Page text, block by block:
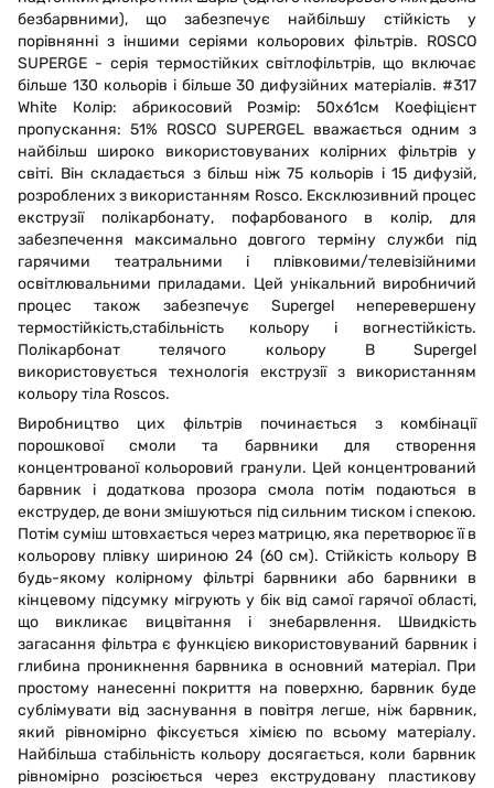
безбарвними), що забезпечує найбільшу стійкість у
порівнянні з іншими серіями кольорових фільтрів. ROSCO
SUPERGE - серія термостійких світлофільтрів, що включає
більше 130 кольорів і більше 30 дифузійних матеріалів. #317
White Колір: абрикосовий Розмір: 50х61см Коефіцієнт
пропускання: 51% ROSCO SUPERGEL вважається одним з
найбільш широко використовуваних колірних фільтрів у
світі. Він складається з більш ніж 75 кольорів і 15 дифузій,
розроблених з використанням Rosco. Ексклюзивний процес
екструзії полікарбонату, пофарбованого в колір, для
забезпечення максимально довгого терміну служби під
гарячими театральними і плівковими/телевізійними
освітлювальними приладами. Цей унікальний виробничий
процес також забезпечує Supergel неперевершену
термостійкість,стабільність кольору і вогнестійкість.
Полікарбонат телячого кольору В Supergel
використовується технологія екструзії з використанням
кольору тіла Roscos.
Виробництво цих фільтрів починається з комбінації
порошкової смоли та барвники для створення
концентрованої кольоровий гранули. Цей концентрований
барвник і додаткова прозора смола потім подаються в
екструдер, де вони змішуються під сильним тиском і спекою.
Потім суміш штовхається через матрицю, яка перетворює її в
кольорову плівку шириною 24 (60 см). Стійкість кольору В
будь-якому колірному фільтрі барвники або барвники в
кінцевому підсумку мігрують у бік від самої гарячої області,
що викликає вицвітання і знебарвлення. Швидкість
загасання фільтра є функцією використовуваний барвник і
глибина проникнення барвника в основний матеріал. При
простому нанесенні покриття на поверхню, барвник буде
сублімувати від заснування в повітря легше, ніж барвник,
який рівномірно фіксується хімією по всьому матеріалу.
Найбільша стабільність кольору досягається, коли барвник
рівномірно розсіюється через екструдовану пластикову